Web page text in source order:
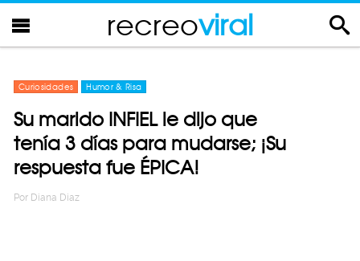
recreoviral
Curiosidades Humor & Risa
Su marido INFIEL le dijo que
tenía 3 días para mudarse; ¡Su
respuesta fue ÉPICA!
Por Diana Diaz